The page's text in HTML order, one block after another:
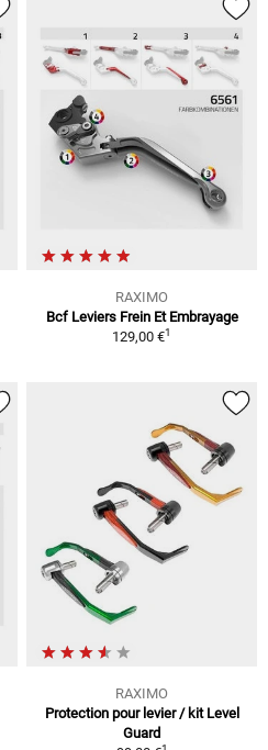
RAXIMO
Bcf Leviers Frein Et Embrayage
129,00 €1
RAXIMO
Protection pour levier / kit Level
Guard